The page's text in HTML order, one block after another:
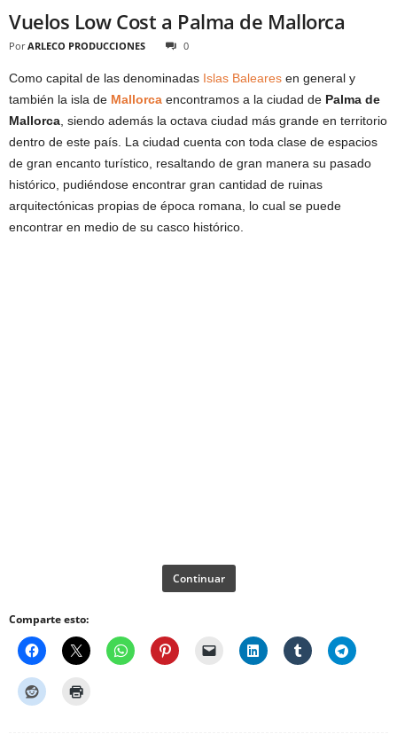
Vuelos Low Cost a Palma de Mallorca
Por ARLECO PRODUCCIONES 0
Como capital de las denominadas Islas Baleares en general y
también la isla de Mallorca encontramos a la ciudad de Palma de
Mallorca , siendo además la octava ciudad más grande en territorio
dentro de este país. La ciudad cuenta con toda clase de espacios
de gran encanto turístico, resaltando de gran manera su pasado
histórico, pudiéndose encontrar gran cantidad de ruinas
arquitectónicas propias de época romana, lo cual se puede
encontrar en medio de su casco histórico.
Continuar
Comparte esto: